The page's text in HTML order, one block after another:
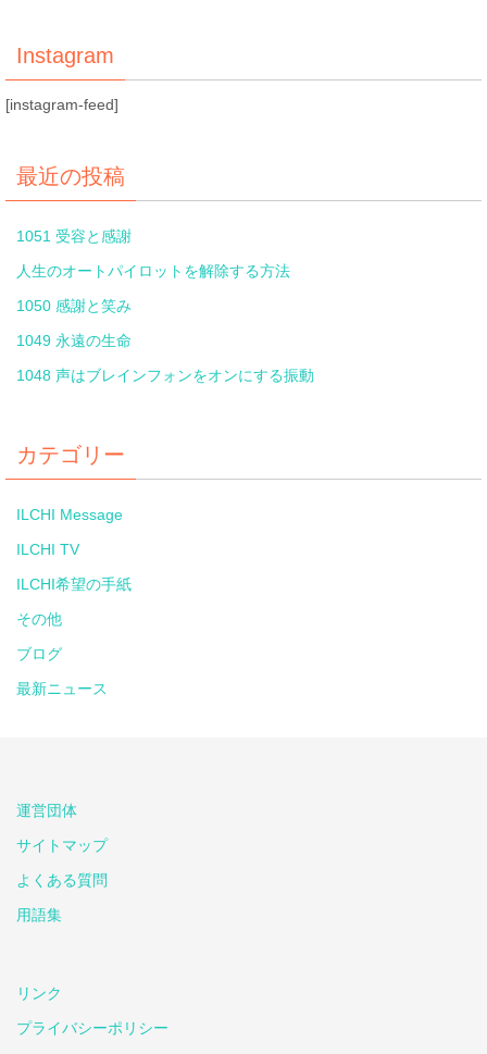
Instagram
[instagram-feed]
最近の投稿
1051 受容と感謝
人生のオートパイロットを解除する方法
1050 感謝と笑み
1049 永遠の生命
1048 声はブレインフォンをオンにする振動
カテゴリー
ILCHI Message
ILCHI TV
ILCHI希望の手紙
その他
ブログ
最新ニュース
運営団体
サイトマップ
よくある質問
用語集
リンク
プライバシーポリシー